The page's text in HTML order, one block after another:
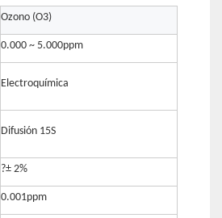
Ozono (O3)
0.000 ~ 5.000ppm
Electroquímica
Difusión 15S
?± 2%
0.001ppm